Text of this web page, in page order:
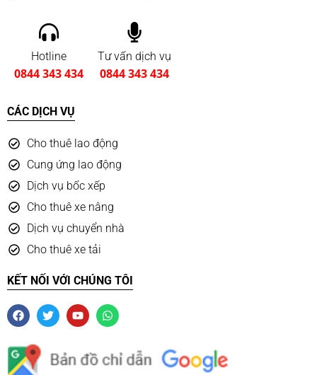
Hotline
0844 343 434
Tư vấn dịch vụ
0844 343 434
CÁC DỊCH VỤ
Cho thuê lao động
Cung ứng lao động
Dịch vụ bốc xếp
Cho thuê xe nâng
Dịch vụ chuyển nhà
Cho thuê xe tải
KẾT NỐI VỚI CHÚNG TÔI